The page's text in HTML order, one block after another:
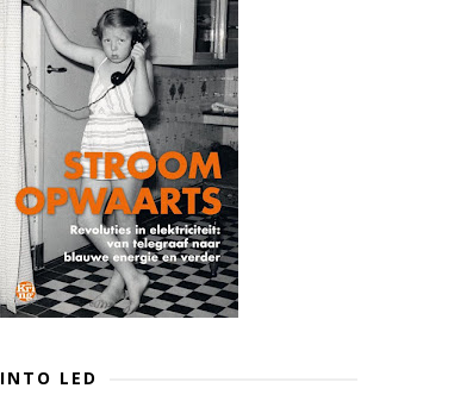
INTO LED